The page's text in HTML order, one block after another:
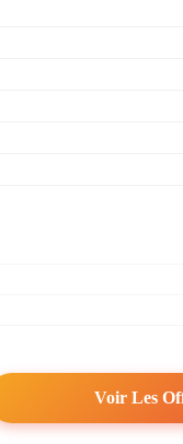
Voir Les